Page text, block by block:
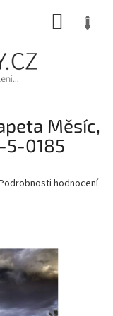
Měsíc,
5-0185
hodnocení